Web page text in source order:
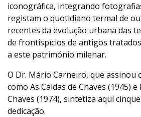
iconográfica, integrando
registam o quotidiano termal de
recentes da evolução urbana das
de frontispícios de antigos
a este património milenar.
O Dr. Mário Carneiro, que assinou
como As Caldas de Chaves (1945)
Chaves (1974), sintetiza aqui
dedicação.